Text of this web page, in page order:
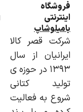
فروشگاه
اینترنتی
بامیلوشاپ
شرکت قصر کالا
ایرانیان از سال
۱۳۹۳ در حوزه ی
تولید کتانی
شروع به فعالیت